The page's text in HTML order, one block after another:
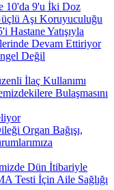
10'da 9'u İki Doz
Aşı Koruyuculuğu
Hastane Yatışıyla
Devam Ettiriyor
Değil
İlaç Kullanımı
Bulaşmasını
Organ Bağışı,
Dün İtibariyle
Testi İçin Aile Sağlığı